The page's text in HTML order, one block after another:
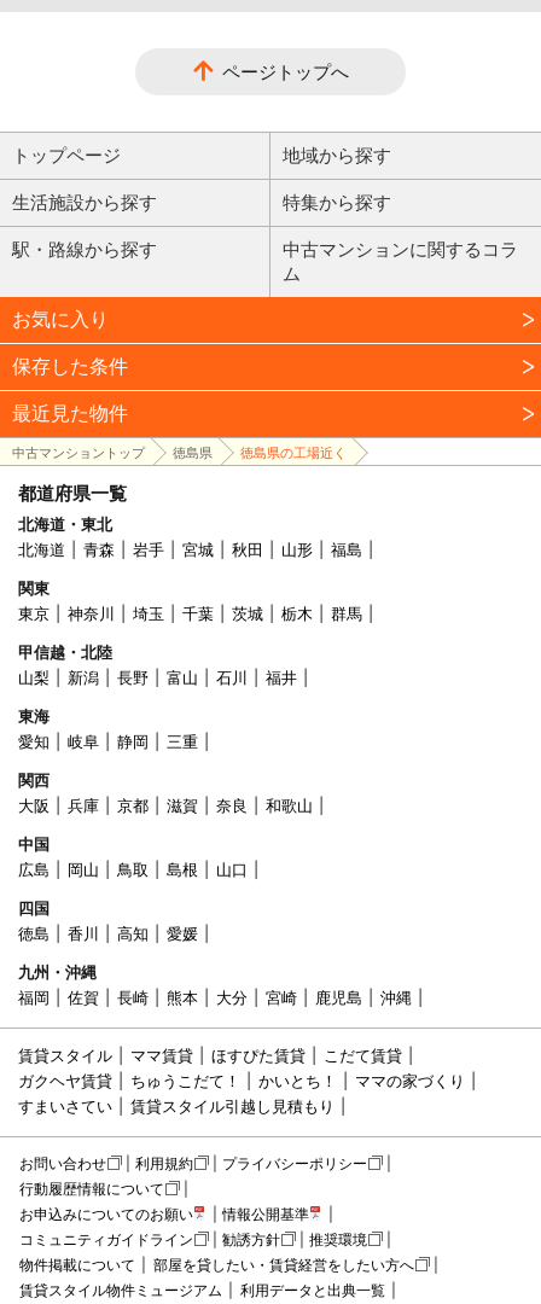
ページトップへ
トップページ 地域から探す
生活施設から探す 特集から探す
駅・路線から探す
中古マンションに関するコラ
ム
お気に入り
保存した条件
最近見た物件
中古マンショントップ 徳島県 徳島県の工場近く
都道府県一覧
北海道・東北
北海道
青森 岩手 宮城 秋田 山形
福島
関東
東京
神奈川 埼玉 千葉 茨城 栃木
群馬
甲信越・北陸
山梨
新潟 長野 富山 石川
福井
東海
愛知
岐阜 静岡
三重
関西
大阪
兵庫 京都 滋賀 奈良
和歌山
中国
広島
岡山 鳥取 島根
山口
四国
徳島
香川 高知
愛媛
九州・沖縄
福岡
佐賀 長崎 熊本 大分 宮崎 鹿児島 沖縄
賃貸スタイル ママ賃貸 ほすぴた賃貸
こだて賃貸
ガクヘヤ賃貸
ちゅうこだて！ かいとち！
ママの家づくり
すまいさてい
賃貸スタイル引越し見積もり
お問い合わせ 利用規約
プライバシーポリシー
行動履歴情報について
お申込みについてのお願い
情報公開基準
コミュニティガイドライン
勧誘方針
推奨環境
物件掲載について
部屋を貸したい・賃貸経営をしたい方へ
賃貸スタイル物件ミュージアム
利用データと出典一覧